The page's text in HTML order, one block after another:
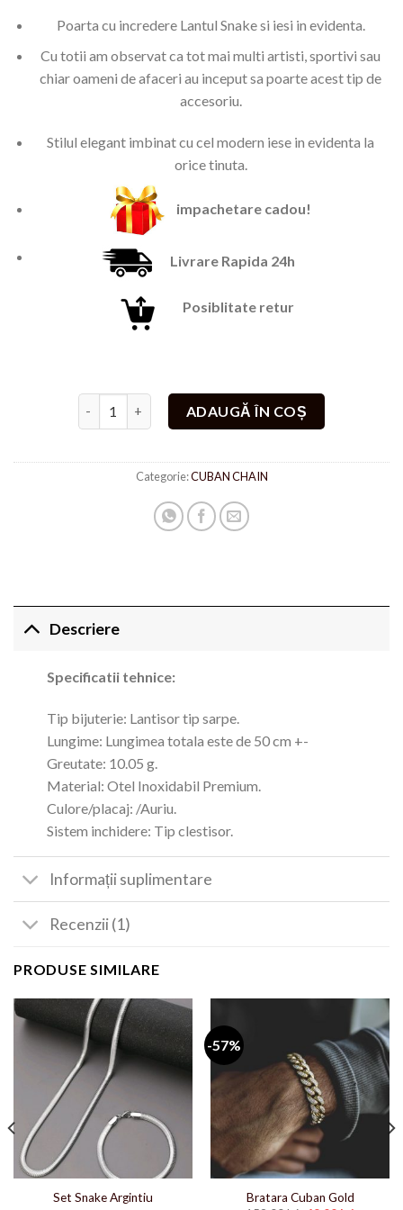
fost:
229,00 lei.
99,00 lei.
Poarta cu incredere Lantul Snake si iesi in evidenta.
Cu totii am observat ca tot mai multi artisti, sportivi sau
chiar oameni de afaceri au inceput sa poarte acest tip de
accesoriu.
Stilul elegant imbinat cu cel modern iese in evidenta la
orice tinuta.
impachetare cadou!
Livrare Rapida 24h
Posiblitate retur
Cantitate Lant plat Snaky Snake
ADAUGĂ ÎN COȘ
Categorie:CUBAN CHAIN
Descriere
Specificatii tehnice:
Tip bijuterie: Lantisor tip sarpe.
Lungime: Lungimea totala este de 50 cm +-
Greutate: 10.05 g.
Material: Otel Inoxidabil Premium.
Culore/placaj: /Auriu.
Sistem inchidere: Tip clestisor.
Informații suplimentare
Recenzii (1)
PRODUSE SIMILARE
Set Snake Argintiu
-57%
Bratara Cuban Gold